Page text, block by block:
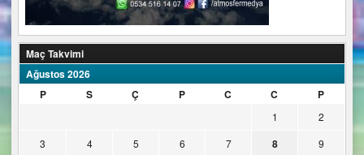
Maç Takvimi
Ağustos 2026
P
S Ç P C C P
1
2
3
4 5 6 7 8
9